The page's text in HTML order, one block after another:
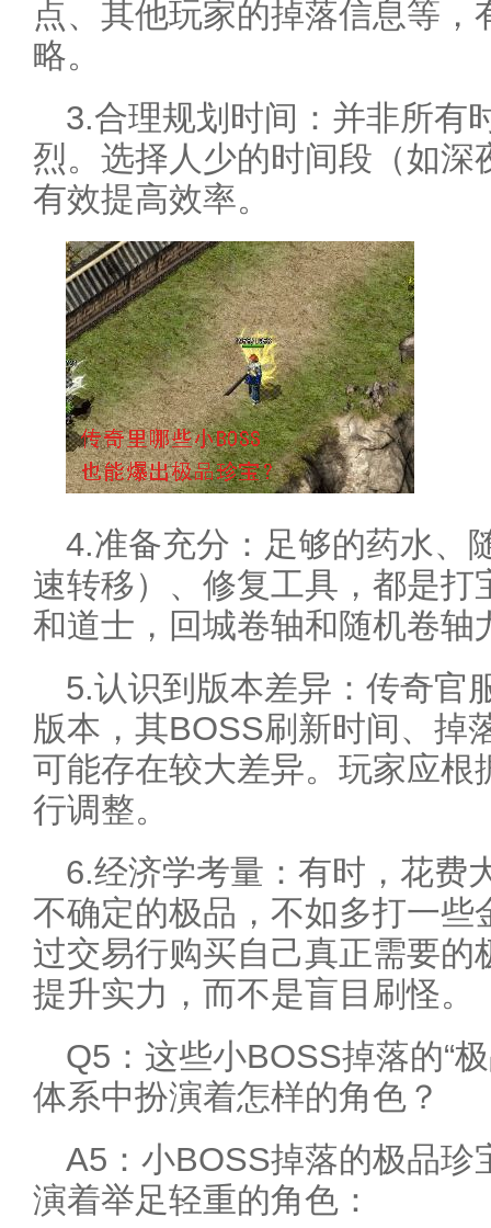
点、其他玩家的掉落信息等
略。
3.合理规划时间：并非所有
烈。选择人少的时间段（如深
有效提高效率。
4.准备充分：足够的药水、
速转移）、修复工具，都是打
和道士，回城卷轴和随机卷轴
5.认识到版本差异：传奇官
版本，其BOSS刷新时间、掉
可能存在较大差异。玩家应根
行调整。
6.经济学考量：有时，花费
不确定的极品，不如多打一些
过交易行购买自己真正需要的
提升实力，而不是盲目刷怪。
Q5：这些小BOSS掉落的“
体系中扮演着怎样的角色？
A5：小BOSS掉落的极品珍
演着举足轻重的角色：